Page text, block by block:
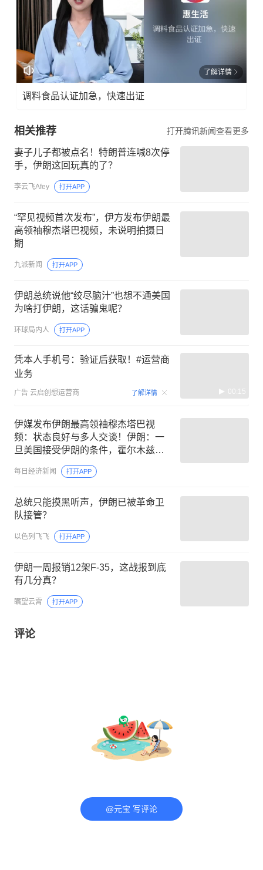
了解详情
调料食品认证加急，快速出证
相关推荐 打开腾讯新闻查看更多
妻子儿子都被点名！特朗普连喊8次停
手，伊朗这回玩真的了？
李云飞Afey 打开APP
“罕见视频首次发布”，伊方发布伊朗最
高领袖穆杰塔巴视频，未说明拍摄日
期
九派新闻 打开APP
伊朗总统说他“绞尽脑汁”也想不通美国
为啥打伊朗，这话骗鬼呢？
环球局内人 打开APP
凭本人手机号：验证后获取！#运营商
业务
广告 云启创想运营商 了解详情 00:15
伊媒发布伊朗最高领袖穆杰塔巴视
频：状态良好与多人交谈！伊朗：一
旦美国接受伊朗的条件，霍尔木兹必
每日经济新闻 打开APP
总统只能摸黑听声，伊朗已被革命卫
队接管？
以色列飞飞 打开APP
伊朗一周报销12架F-35，这战报到底
有几分真？
瞩望云霄 打开APP
评论
@元宝 写评论